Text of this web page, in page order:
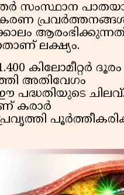
സംസ്ഥാന പാതയായ
ലക്ഷ്യം.
കിലോമീറ്റർ ദൂരം 7
അതിവേഗം
ചിലവ്.
കരാർ